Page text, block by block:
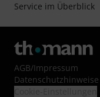
Service im Überblick
AGB/Impressum
Datenschutzhinweise